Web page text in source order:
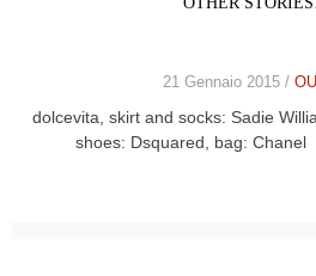
21 Gennaio 2015 /
dolcevita, skirt and socks: Sadie
shoes: Dsquared, bag: Chanel